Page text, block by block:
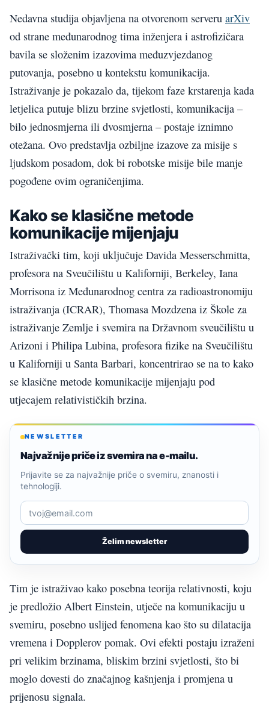
Nedavna studija objavljena na otvorenom serveru arXiv
od strane međunarodnog tima inženjera i astrofizičara
bavila se složenim izazovima međuzvjezdanog
putovanja, posebno u kontekstu komunikacija.
Istraživanje je pokazalo da, tijekom faze krstarenja kada
letjelica putuje blizu brzine svjetlosti, komunikacija –
bilo jednosmjerna ili dvosmjerna – postaje iznimno
otežana. Ovo predstavlja ozbiljne izazove za misije s
ljudskom posadom, dok bi robotske misije bile manje
pogođene ovim ograničenjima.
Kako se klasične metode
komunikacije mijenjaju
Istraživački tim, koji uključuje Davida Messerschmitta,
profesora na Sveučilištu u Kaliforniji, Berkeley, Iana
Morrisona iz Međunarodnog centra za radioastronomiju
istraživanja (ICRAR), Thomasa Mozdzena iz Škole za
istraživanje Zemlje i svemira na Državnom sveučilištu u
Arizoni i Philipa Lubina, profesora fizike na Sveučilištu
u Kaliforniji u Santa Barbari, koncentrirao se na to kako
se klasične metode komunikacije mijenjaju pod
utjecajem relativističkih brzina.
NEWSLETTER
Najvažnije priče iz svemira na e-mailu.
Želim newsletter
Prijavite se za najvažnije priče o svemiru, znanosti i
tehnologiji.
Tim je istraživao kako posebna teorija relativnosti, koju
je predložio Albert Einstein, utječe na komunikaciju u
svemiru, posebno uslijed fenomena kao što su dilatacija
vremena i Dopplerov pomak. Ovi efekti postaju izraženi
pri velikim brzinama, bliskim brzini svjetlosti, što bi
moglo dovesti do značajnog kašnjenja i promjena u
prijenosu signala.